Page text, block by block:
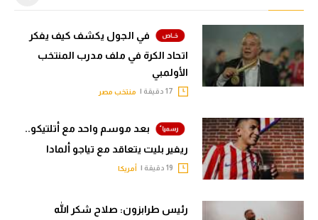
في الجول يكشف كيف يفكر
اتحاد الكرة في ملف مدرب المنتخب
الأولمبي
منتخب مصر
بعد موسم واحد مع أتلتيكو..
ريفير بليت يتعاقد مع تياجو ألمادا
أمريكا
رئيس طرابزون: صلاح شكر الله